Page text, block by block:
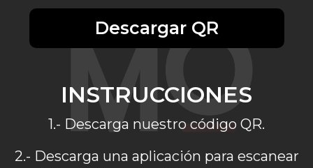
Descargar QR
INSTRUCCIONES
1.- Descarga nuestro código QR.
2.- Descarga una aplicación para escanear